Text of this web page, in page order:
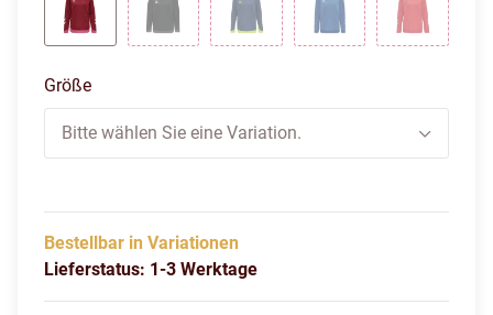
Größe
Bitte wählen Sie eine Variation.
Bestellbar in Variationen
Lieferstatus: 1-3 Werktage